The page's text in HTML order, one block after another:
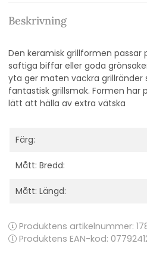
Beskrivning
Den keramisk grillformen passar
saftiga biffar eller goda
yta ger maten vackra grillränder
fantastisk grillsmak. Formen har
lätt att hälla av extra vätska
Färg:
Mått: Bredd:
Mått: Längd:
Produktens artikelnummer:
Produktens EAN-kod: